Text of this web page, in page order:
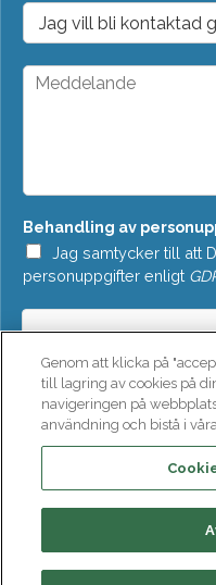
o
t
*
D
o
p
M
a
d
e
*
Behandling av
Jag samtycker till att
personuppgifter enligt
Genom att klicka på
till lagring av cookies på
navigeringen på
användning och bistå i